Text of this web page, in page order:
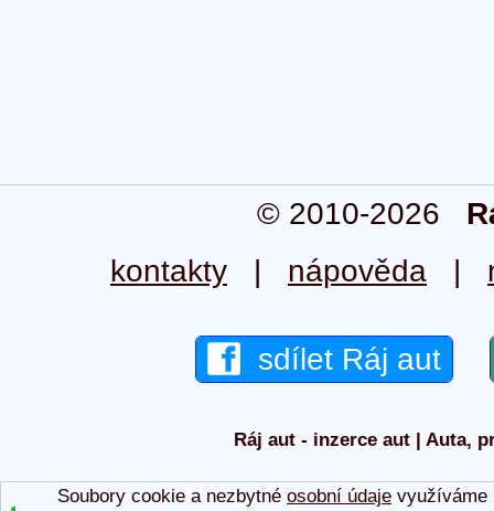
© 2010-2026
kontakty | nápověda |
sdílet Ráj aut
Ráj aut - inzerce aut | Auta,
Soubory cookie a nezbytné osobní údajevyužíváme